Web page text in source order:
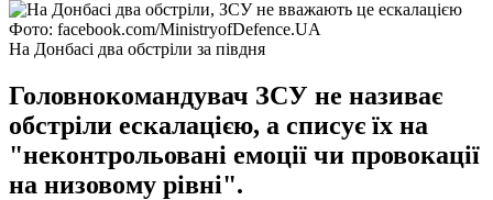
Фото: facebook.com/MinistryofDefence.UA
На Донбасі два обстріли за півдня
Головнокомандувач ЗСУ не називає
обстріли ескалацією, а списує їх на
"неконтрольовані емоції чи провокації
на низовому рівні".